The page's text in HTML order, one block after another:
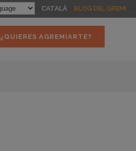
CATALÀ BLOG DEL GREMI
¿QUIERES AGREMIARTE?